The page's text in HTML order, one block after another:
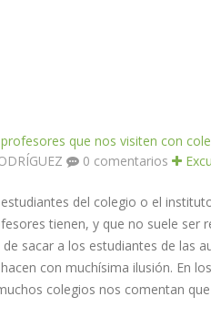
que nos visiten con
0 comentarios
del colegio o el
tienen, y que no suele ser
sacar a los estudiantes de las
con muchísima ilusión. En
colegios nos comentan que